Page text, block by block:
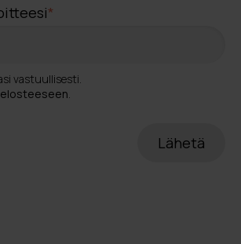
*
vastuullisesti.